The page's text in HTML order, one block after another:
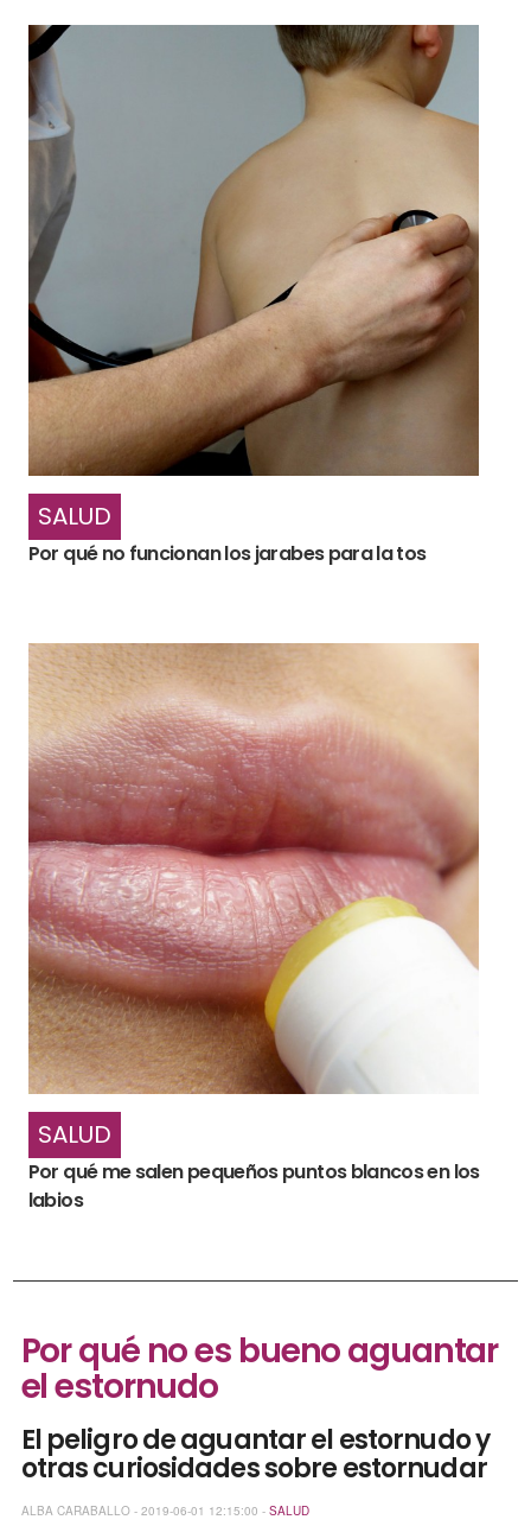
SALUD
Por qué no funcionan los jarabes para la tos
SALUD
Por qué me salen pequeños puntos blancos en los
labios
Por qué no es bueno aguantar
el estornudo
El peligro de aguantar el estornudo y
otras curiosidades sobre estornudar
ALBA CARABALLO - 2019-06-01 12:15:00 - SALUD